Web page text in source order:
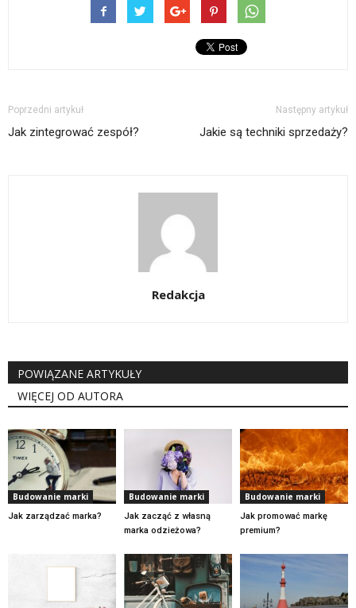
Poprzedni artykuł
Jak zintegrować zespół?
Następny artykuł
Jakie są techniki sprzedaży?
Redakcja
POWIĄZANE ARTYKUŁY
WIĘCEJ OD AUTORA
Budowanie marki
Jak zarządzać marka?
Budowanie marki
Jak zacząć z własną
marka odzieżowa?
Budowanie marki
Jak promować markę
premium?